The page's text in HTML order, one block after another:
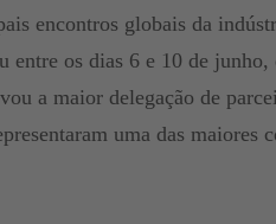
encontros globais da
entre os dias 6 e 10 de junho,
a maior delegação de
uma das maiores